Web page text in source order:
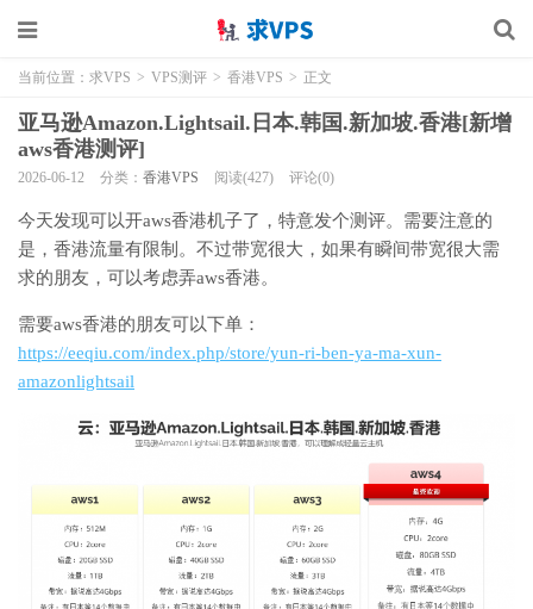
当前位置： 求VPS > VPS测评 > 香港VPS > 正文
亚马逊Amazon.Lightsail.日本.韩国.新加坡.香港[新增
aws香港测评]
2026-06-12 分类： 香港VPS 阅读(427) 评论(0)
今天发现可以开aws香港机子了，特意发个测评。需要注意的
是，香港流量有限制。不过带宽很大，如果有瞬间带宽很大需
求的朋友，可以考虑弄aws香港。
需要aws香港的朋友可以下单：
https://eeqiu.com/index.php/store/yun-ri-ben-ya-ma-xun-
amazonlightsail